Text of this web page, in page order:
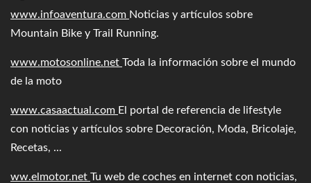
www.infoaventura.com Noticias y artículos sobre
Mountain Bike y Trail Running.
www.motosonline.net Toda la información sobre el mundo
de la moto
www.casaactual.com El portal de referencia de lifestyle
con noticias y artículos sobre Decoración, Moda, Bricolaje,
Recetas, ...
ww.elmotor.net Tu web de coches en internet con noticias,